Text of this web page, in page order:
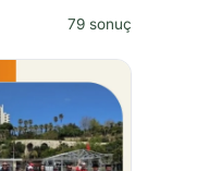
79 sonuç